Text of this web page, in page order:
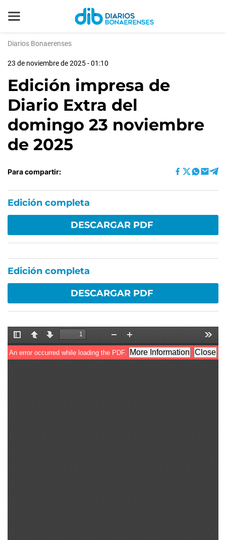
Diarios Bonaerenses
23 de noviembre de 2025 - 01:10
Edición impresa de
Diario Extra del
domingo 23 noviembre
de 2025
Para compartir:
Edición completa
DESCARGAR PDF
Edición completa
DESCARGAR PDF